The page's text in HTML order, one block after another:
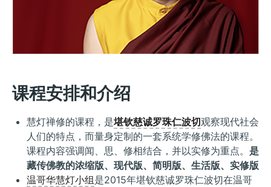
课程安排和介绍
慧灯禅修的课程，是堪钦慈诚罗珠仁波切观察现代社会
人们的特点，而量身定制的一套系统学修佛法的课程。
课程内容强调闻、思、修相结合，并以实修为重点。 是
藏传佛教的浓缩版、现代版、简明版、生活版、实修版
温哥华慧灯小组是2015年堪钦慈诚罗珠仁波切在温哥